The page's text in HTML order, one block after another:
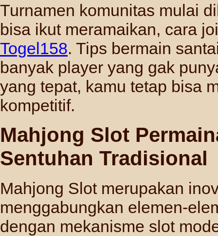
Turnamen komunitas mulai
bisa ikut meramaikan, cara
Togel158. Tips bermain
banyak player yang gak
yang tepat, kamu tetap bisa
kompetitif.
Mahjong Slot
Sentuhan Tradisional
Mahjong Slot merupakan
menggabungkan elemen-
dengan mekanisme slot